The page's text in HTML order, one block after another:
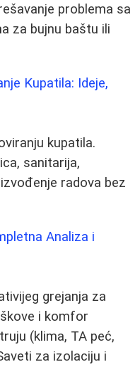
problema sa
za buјnu baštu ili
Kupatila: Ideje,
kupatila.
sanitarija,
radova bez
Analiza i
grejanja za
i komfor
(klima, TA peć,
za izolaciju i